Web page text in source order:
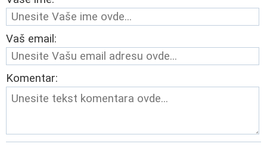
Vaš email:
Komentar: